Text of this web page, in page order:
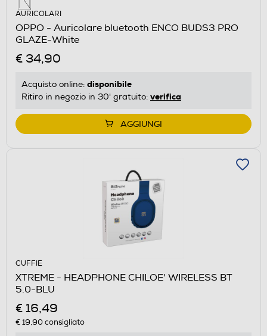
AURICOLARI
OPPO - Auricolare bluetooth ENCO BUDS3 PRO
GLAZE-White
€ 34,90
Acquisto online: disponibile
Ritiro in negozio in 30' gratuito: verifica
AGGIUNGI
CUFFIE
XTREME - HEADPHONE CHILOE' WIRELESS BT
5.0-BLU
€ 16,49
€ 19,90consigliato